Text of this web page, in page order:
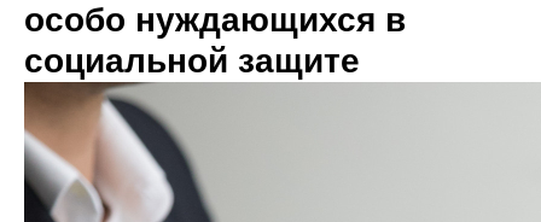
особо нуждающихся в
социальной защите